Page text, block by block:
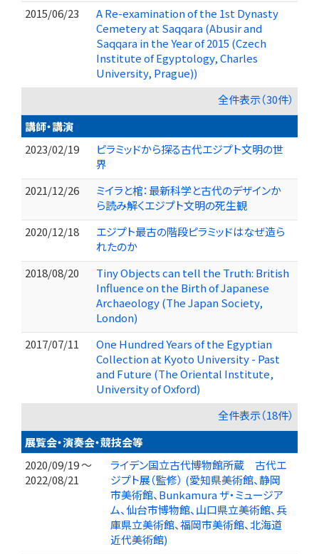
2015/06/23
A Re-examination of the 1st Dynasty
Cemetery at Saqqara (Abusir and
Saqqara in the Year of 2015 (Czech
Institute of Egyptology, Charles
University, Prague))
全件表示（30件）
講師・講演
2023/02/19
ピラミッドから探る古代エジプト文明の世
界
2021/12/26
ミイラと棺：最新科学と古代のデザインか
ら読み解くエジプト文明の死生観
2020/12/18
エジプト最古の階段ピラミッドはなぜ造ら
れたのか
2018/08/20
Tiny Objects can tell the Truth: British
Influence on the Birth of Japanese
Archaeology (The Japan Society,
London)
2017/07/11
One Hundred Years of the Egyptian
Collection at Kyoto University - Past
and Future (The Oriental Institute,
University of Oxford)
全件表示（18件）
展覧会・演奏会・競技会等
2020/09/19 ～
2022/08/21
ライデン国立古代博物館所蔵 古代エ
ジプト展（監修） (愛知県美術館、静岡
市美術館、Bunkamura ザ・ミュージア
ム、仙台市博物館、山口県立美術館、兵
庫県立美術館、福岡市美術館、北海道
近代美術館)